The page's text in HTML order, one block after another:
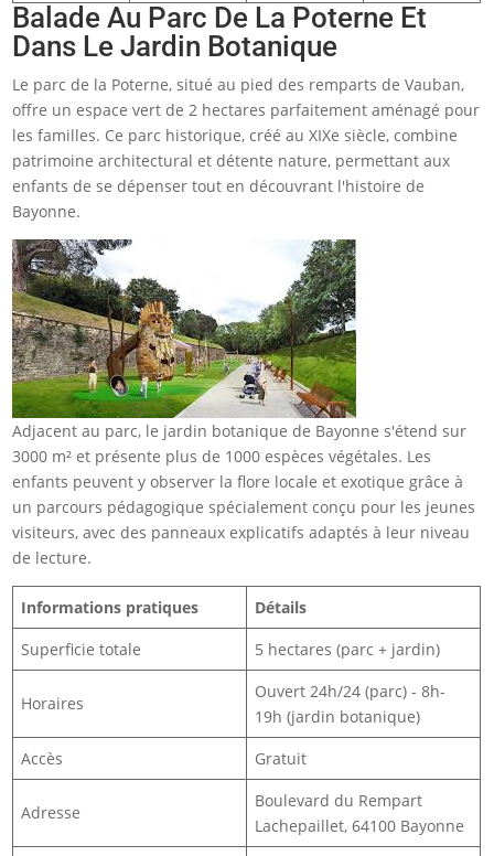
Balade Au Parc De La Poterne Et
Dans Le Jardin Botanique
Le parc de la Poterne, situé au pied des remparts de Vauban,
offre un espace vert de 2 hectares parfaitement aménagé pour
les familles. Ce parc historique, créé au XIXe siècle, combine
patrimoine architectural et détente nature, permettant aux
enfants de se dépenser tout en découvrant l'histoire de
Bayonne.
Adjacent au parc, le jardin botanique de Bayonne s'étend sur
3000 m² et présente plus de 1000 espèces végétales. Les
enfants peuvent y observer la flore locale et exotique grâce à
un parcours pédagogique spécialement conçu pour les jeunes
visiteurs, avec des panneaux explicatifs adaptés à leur niveau
de lecture.
Informations pratiques
Détails
Superficie totale
5 hectares (parc + jardin)
Horaires
Ouvert 24h/24 (parc) - 8h-
19h (jardin botanique)
Accès
Gratuit
Adresse
Boulevard du Rempart
Lachepaillet, 64100 Bayonne